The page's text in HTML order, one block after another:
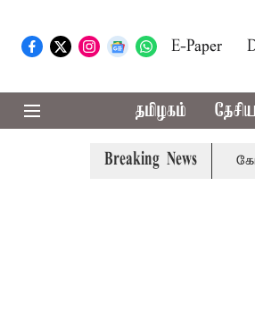
E-Paper
தமிழகம்
Breaking News
வாபஸ் பெற்றார் சங்கீதா கோவை,